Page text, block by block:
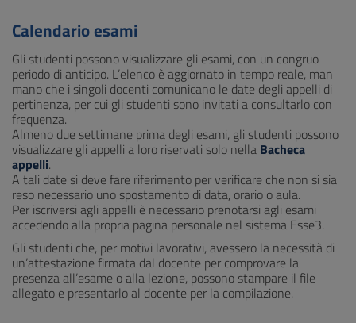
Calendario esami
Gli studenti possono visualizzare gli esami, con un congruo
periodo di anticipo. L’elenco è aggiornato in tempo reale, man
mano che i singoli docenti comunicano le date degli appelli di
pertinenza, per cui gli studenti sono invitati a consultarlo con
frequenza.
Almeno due settimane prima degli esami, gli studenti possono
visualizzare gli appelli a loro riservati solo nella Bacheca
appelli.
A tali date si deve fare riferimento per verificare che non si sia
reso necessario uno spostamento di data, orario o aula.
Per iscriversi agli appelli è necessario prenotarsi agli esami
accedendo alla propria pagina personale nel sistema Esse3.
Gli studenti che, per motivi lavorativi, avessero la necessità di
un’attestazione firmata dal docente per comprovare la
presenza all’esame o alla lezione, possono stampare il file
allegato e presentarlo al docente per la compilazione.